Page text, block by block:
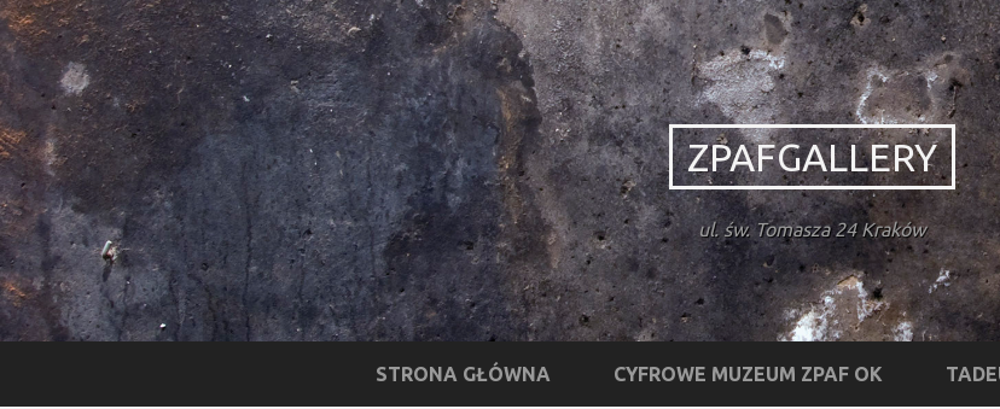
ZPAFGALLERY
ul. św. Tomasza 24 Kraków
STRONA GŁÓWNA CYFROWE MUZEUM ZPAF OK